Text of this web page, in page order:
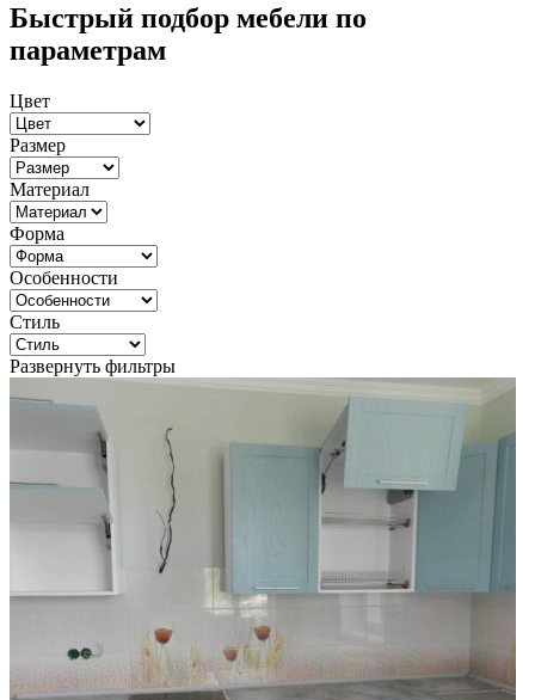
Быстрый подбор мебели по
параметрам
Цвет
Размер
Материал
Форма
Особенности
Стиль
Развернуть фильтры